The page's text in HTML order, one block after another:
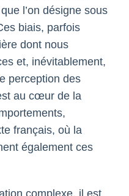
l’on désigne sous
biais, parfois
dont nous
et, inévitablement,
perception des
au cœur de la
français, où la
également ces
complexe, il est